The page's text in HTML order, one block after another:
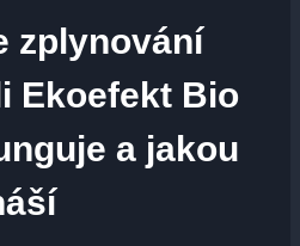
zplynování
Ekoefekt Bio
a jakou